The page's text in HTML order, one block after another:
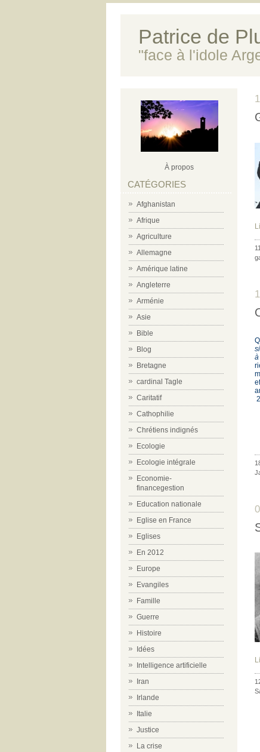
Patrice de
"face à l'idole
À propos
CATÉGORIES
Afghanistan
Afrique
Agriculture
Allemagne
Amérique latine
Angleterre
Arménie
Asie
Bible
Blog
Bretagne
cardinal Tagle
Caritatif
Cathophilie
Chrétiens indignés
Ecologie
Ecologie intégrale
Economie-
financegestion
Education nationale
Eglise en France
Eglises
En 2012
Europe
Evangiles
Famille
Guerre
Histoire
Idées
Intelligence artificielle
Iran
Irlande
Italie
Justice
La crise
à